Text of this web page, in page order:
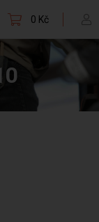
0 Kč